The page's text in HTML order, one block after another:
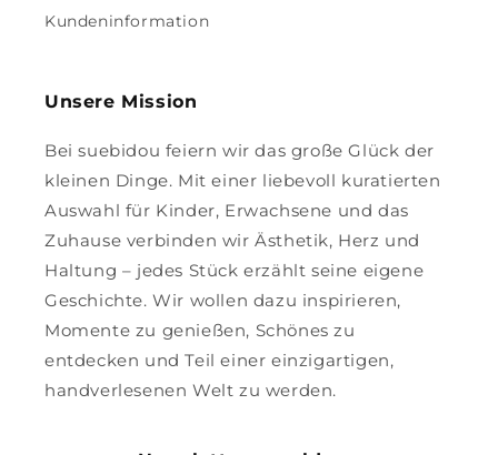
Kundeninformation
Unsere Mission
Bei suebidou feiern wir das große Glück der
kleinen Dinge. Mit einer liebevoll kuratierten
Auswahl für Kinder, Erwachsene und das
Zuhause verbinden wir Ästhetik, Herz und
Haltung – jedes Stück erzählt seine eigene
Geschichte. Wir wollen dazu inspirieren,
Momente zu genießen, Schönes zu
entdecken und Teil einer einzigartigen,
handverlesenen Welt zu werden.